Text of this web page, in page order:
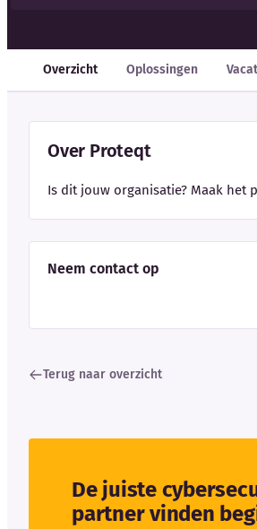
Overzicht Oplossingen
Over Proteqt
Is dit jouw organisatie? Maak het
Neem contact op
Terug naar overzicht
De juiste
partner vinden